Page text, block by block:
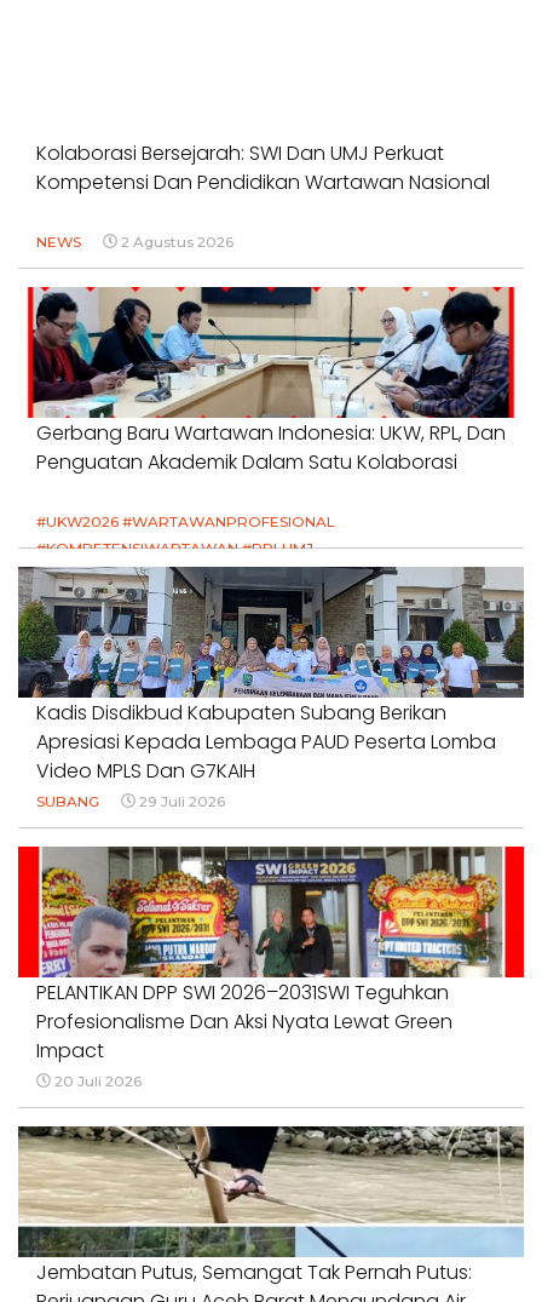
Kolaborasi Bersejarah: SWI Dan UMJ Perkuat
Kompetensi Dan Pendidikan Wartawan Nasional
NEWS 2 Agustus 2026
Gerbang Baru Wartawan Indonesia: UKW, RPL, Dan
Penguatan Akademik Dalam Satu Kolaborasi
#UKW2026 #WARTAWANPROFESIONAL
#KOMPETENSIWARTAWAN #RPLUMJ
#PENDIDIKANWARTAWAN #SWINASIONAL #SWIJABAR
1 Agustus 2026
Kadis Disdikbud Kabupaten Subang Berikan
Apresiasi Kepada Lembaga PAUD Peserta Lomba
Video MPLS Dan G7KAIH
SUBANG 29 Juli 2026
PELANTIKAN DPP SWI 2026–2031SWI Teguhkan
Profesionalisme Dan Aksi Nyata Lewat Green
Impact
20 Juli 2026
Jembatan Putus, Semangat Tak Pernah Putus: